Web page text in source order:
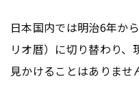
日本国内では明治6年か
リオ暦）に切り替わり
見かけることはありませ